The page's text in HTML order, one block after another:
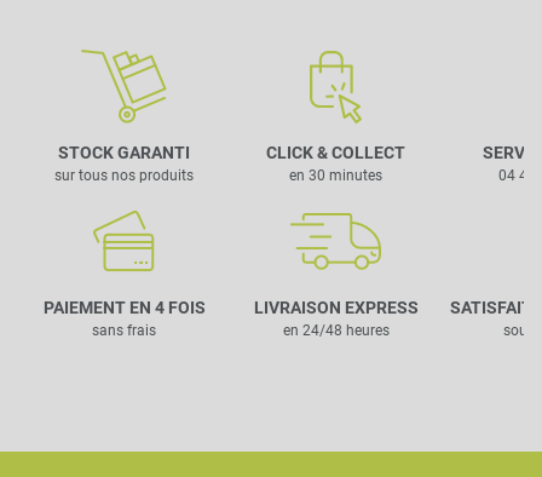
STOCK GARANTI
sur tous nos produits
CLICK & COLLECT
en 30 minutes
PAIEMENT EN 4 FOIS
sans frais
LIVRAISON EXPRESS
en 24/48 heures
04 42
SATISFAIT
sous